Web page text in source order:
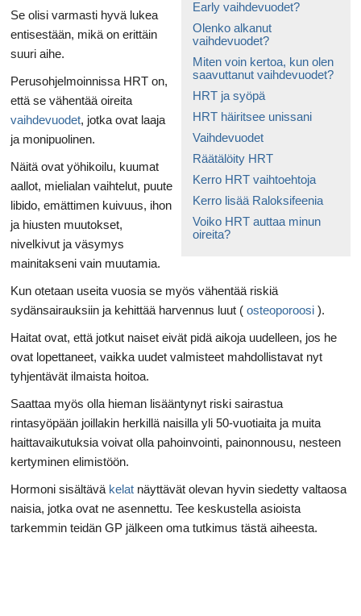
Early vaihdevuodet?
Olenko alkanut
vaihdevuodet?
Miten voin kertoa, kun olen
saavuttanut vaihdevuodet?
HRT ja syöpä
HRT häiritsee unissani
Vaihdevuodet
Räätälöity HRT
Kerro HRT vaihtoehtoja
Kerro lisää Raloksifeenia
Voiko HRT auttaa minun
oireita?
Se olisi varmasti hyvä lukea
entisestään, mikä on erittäin
suuri aihe.
Perusohjelmoinnissa HRT on,
että se vähentää oireita
vaihdevuodet, jotka ovat laaja
ja monipuolinen.
Näitä ovat yöhikoilu, kuumat
aallot, mielialan vaihtelut, puute
libido, emättimen kuivuus, ihon
ja hiusten muutokset,
nivelkivut ja väsymys
mainitakseni vain muutamia.
Kun otetaan useita vuosia se myös vähentää riskiä
sydänsairauksiin ja kehittää harvennus luut ( osteoporoosi ).
Haitat ovat, että jotkut naiset eivät pidä aikoja uudelleen, jos he
ovat lopettaneet, vaikka uudet valmisteet mahdollistavat nyt
tyhjentävät ilmaista hoitoa.
Saattaa myös olla hieman lisääntynyt riski sairastua
rintasyöpään joillakin herkillä naisilla yli 50-vuotiaita ja muita
haittavaikutuksia voivat olla pahoinvointi, painonnousu, nesteen
kertyminen elimistöön.
Hormoni sisältävä kelat näyttävät olevan hyvin siedetty valtaosa
naisia, jotka ovat ne asennettu. Tee keskustella asioista
tarkemmin teidän GP jälkeen oma tutkimus tästä aiheesta.